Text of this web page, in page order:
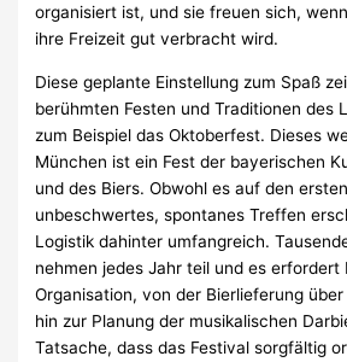
organisiert ist, und sie freuen sich,
ihre Freizeit gut verbracht wird.
Diese geplante Einstellung zum Spaß
berühmten Festen und Traditionen des
zum Beispiel das Oktoberfest. Dieses
München ist ein Fest der bayerischen
und des Biers. Obwohl es auf den
unbeschwertes, spontanes Treffen
Logistik dahinter umfangreich.
nehmen jedes Jahr teil und es
Organisation, von der Bierlieferung
hin zur Planung der musikalischen
Tatsache, dass das Festival sorgfältig